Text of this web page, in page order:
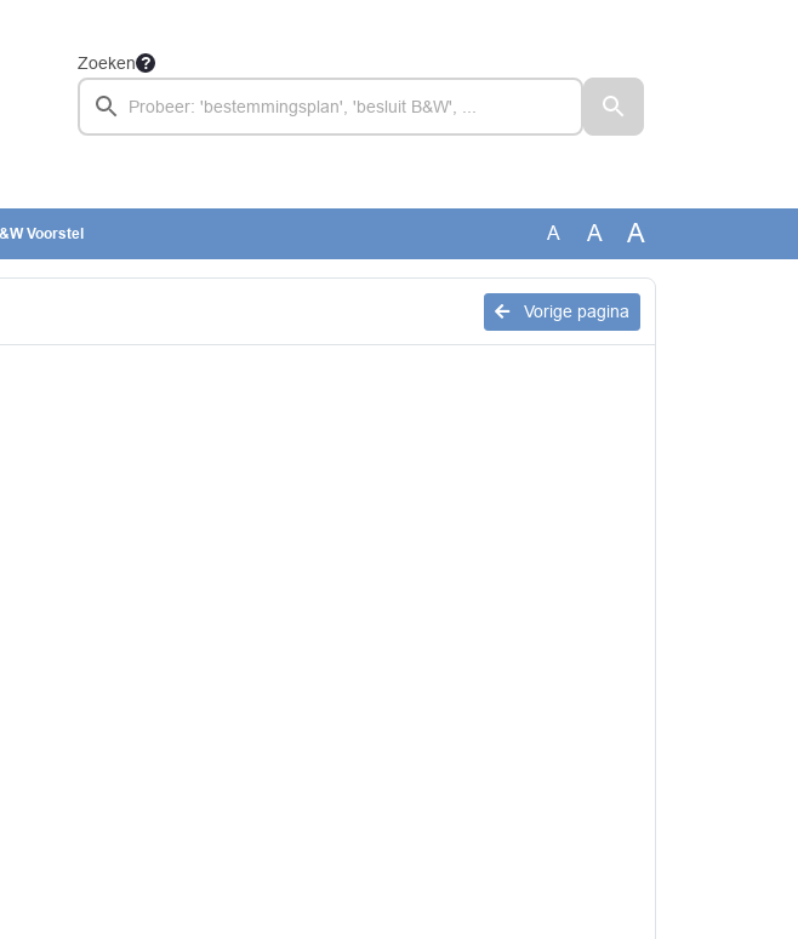
Zoeken
Voorstel A A A
Vorige pagina